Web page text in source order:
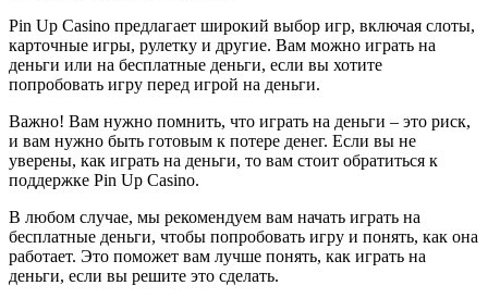
Pin Up Casino предлагает широкий выбор игр, включая слоты,
карточные игры, рулетку и другие. Вам можно играть на
деньги или на бесплатные деньги, если вы хотите
попробовать игру перед игрой на деньги.
Важно! Вам нужно помнить, что играть на деньги – это риск,
и вам нужно быть готовым к потере денег. Если вы не
уверены, как играть на деньги, то вам стоит обратиться к
поддержке Pin Up Casino.
В любом случае, мы рекомендуем вам начать играть на
бесплатные деньги, чтобы попробовать игру и понять, как она
работает. Это поможет вам лучше понять, как играть на
деньги, если вы решите это сделать.